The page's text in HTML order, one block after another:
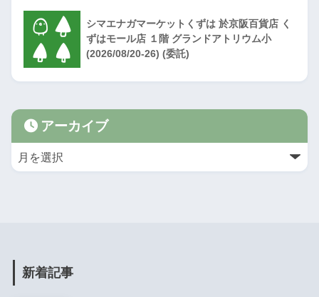
シマエナガマーケットくずは 於京阪百貨店 く
ずはモール店 １階 グランドアトリウム小
(2026/08/20-26) (委託)
アーカイブ
新着記事